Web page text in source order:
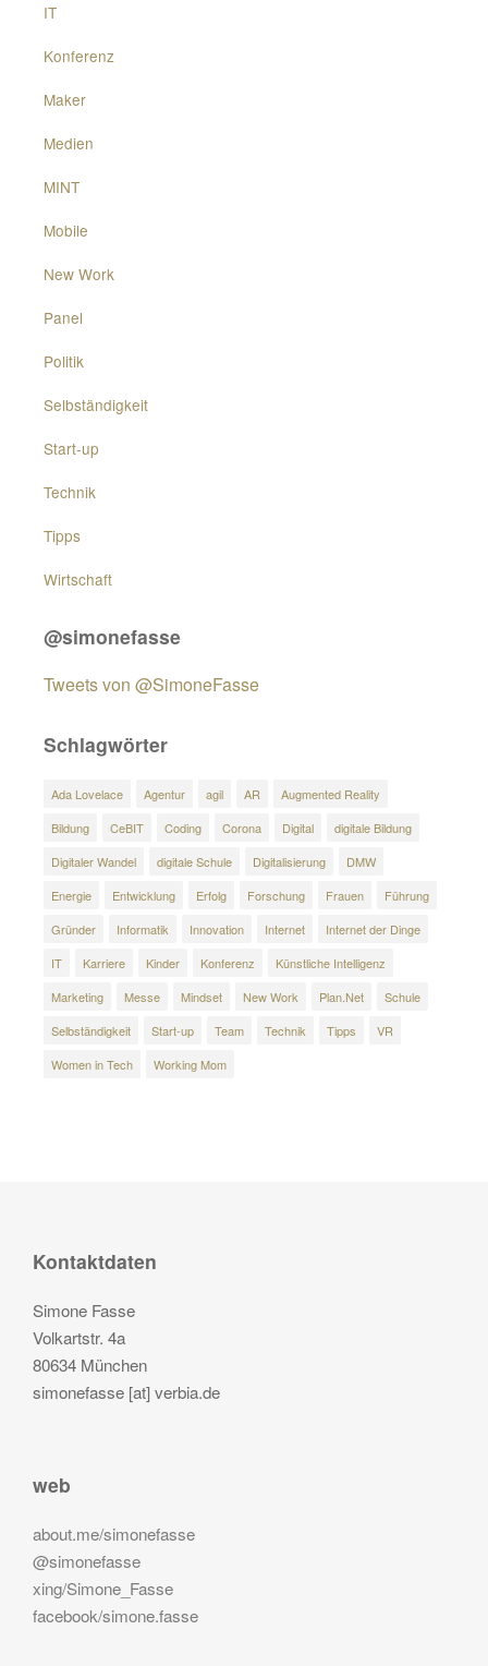
IT
Konferenz
Maker
Medien
MINT
Mobile
New Work
Panel
Politik
Selbständigkeit
Start-up
Technik
Tipps
Wirtschaft
@simonefasse
Tweets von @SimoneFasse
Schlagwörter
Ada Lovelace Agentur agil AR
Augmented Reality
Bildung
CeBIT Coding Corona Digital
digitale Bildung
Digitaler Wandel
digitale Schule Digitalisierung
DMW
Energie
Entwicklung Erfolg Forschung Frauen
Führung
Gründer
Informatik Innovation Internet
Internet der Dinge
IT
Karriere Kinder Konferenz
Künstliche Intelligenz
Marketing
Messe Mindset New Work Plan.Net
Schule
Selbständigkeit
Start-up Team Technik Tipps
VR
Women in Tech
Working Mom
Kontaktdaten
Simone Fasse
Volkartstr. 4a
80634 München
simonefasse [at] verbia.de
web
about.me/simonefasse
@simonefasse
xing/Simone_Fasse
facebook/simone.fasse